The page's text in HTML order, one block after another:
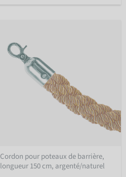
Cordon pour poteaux de barrière,
longueur 150 cm, argenté/naturel